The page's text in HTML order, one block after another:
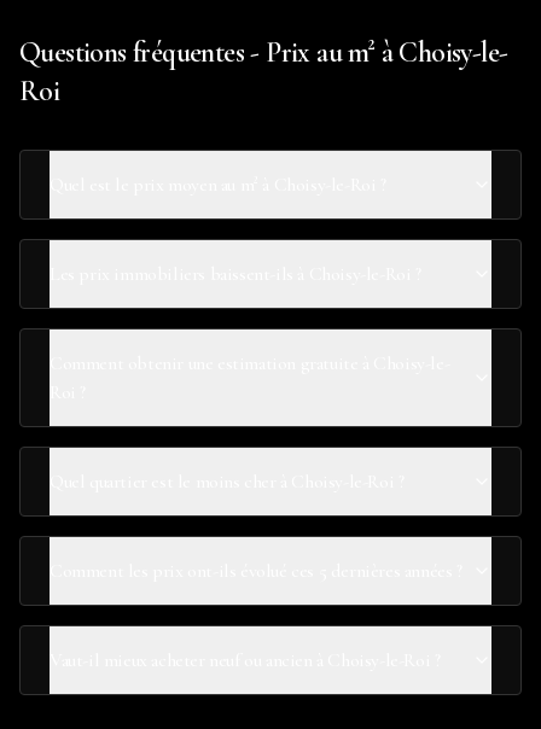
Questions fréquentes - Prix au m² à Choisy-le-
Roi